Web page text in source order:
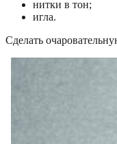
нитки в тон;
игла.
Сделать